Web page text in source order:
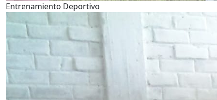
Entrenamiento Deportivo